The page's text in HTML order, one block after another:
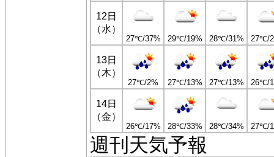
12日
（水）
27℃/37% 29℃/19% 28℃/31% 27℃/
13日
（木）
27℃/2% 27℃/13% 27℃/13% 26℃/
14日
（金）
26℃/17% 28℃/33% 28℃/34% 27℃/
週刊天気予報